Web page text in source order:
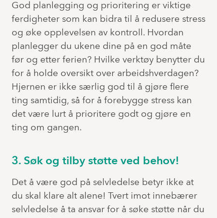
God planlegging og prioritering er viktige
ferdigheter som kan bidra til å redusere stress
og øke opplevelsen av kontroll. Hvordan
planlegger du ukene dine på en god måte
før og etter ferien? Hvilke verktøy benytter du
for å holde oversikt over arbeidshverdagen?
Hjernen er ikke særlig god til å gjøre flere
ting samtidig, så for å forebygge stress kan
det være lurt å prioritere godt og gjøre en
ting om gangen.
3. Søk og tilby støtte ved behov!
Det å være god på selvledelse betyr ikke at
du skal klare alt alene! Tvert imot innebærer
selvledelse å ta ansvar for å søke støtte når du